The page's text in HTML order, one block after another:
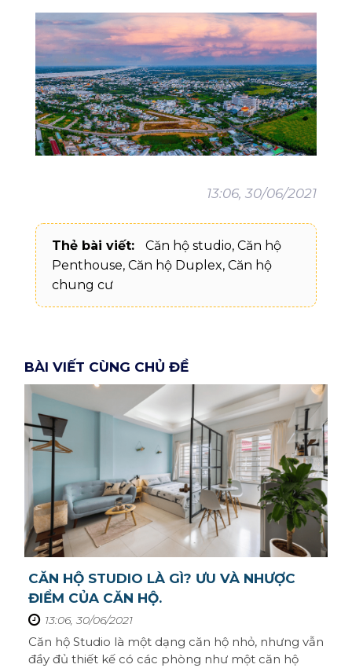
13:06, 30/06/2021
Thẻ bài viết: Căn hộ studio, Căn hộ
Penthouse, Căn hộ Duplex, Căn hộ
chung cư
BÀI VIẾT CÙNG CHỦ ĐỀ
CĂN HỘ STUDIO LÀ GÌ? ƯU VÀ NHƯỢC
ĐIỂM CỦA CĂN HỘ.
13:06, 30/06/2021
Căn hộ Studio là một dạng căn hộ nhỏ, nhưng vẫn
đầy đủ thiết kế có các phòng như một căn hộ